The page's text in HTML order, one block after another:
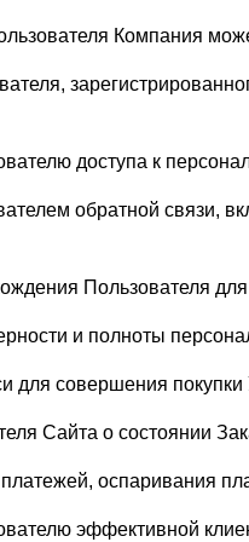
Компания
доступа к
обратной связи,
Пользователя
и полноты
для совершения покупки
Сайта о состоянии
оспаривания
эффективной